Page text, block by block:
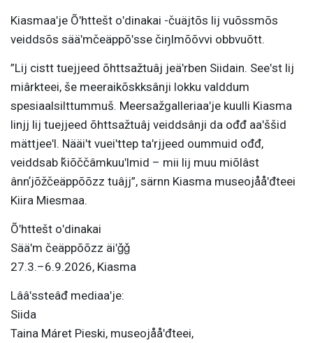
Kiasmaaʹje Õʹhttešt oʹdinakai -čuäjtõs lij vuõssmõs
veiddsõs sääʹmčeäppõʹsse čiŋlmõõvvi obbvuõtt.
”Lij cistt tuejjeed õhttsažtuâj jeäʹrben Siidain. Seeʹst lij
miârkteei, še meeraikõskksânji lokku valddum
spesiaalsilttummuš. Meersažgalleriaaʹje kuulli Kiasma
linjj lij tuejjeed õhttsažtuâj veiddsânji da ođđ aaʹššid
mättjeeʹl. Nääiʹt vueiʹttep taʹrjjeed oummuid ođđ,
veiddsab ǩiõččâmkuuʹlmid – mii lij muu miõlâst
ânnʼjõžčeäppõõzz tuâjj”, särnn Kiasma museojååʹđteei
Kiira Miesmaa.
Õʹhttešt oʹdinakai
Sääʹm čeäppõõzz äiʹǧǧ
27.3.–6.9.2026, Kiasma
Lââʹssteâđ mediaaʹje:
Siida
Taina Máret Pieski, museojååʹđteei,